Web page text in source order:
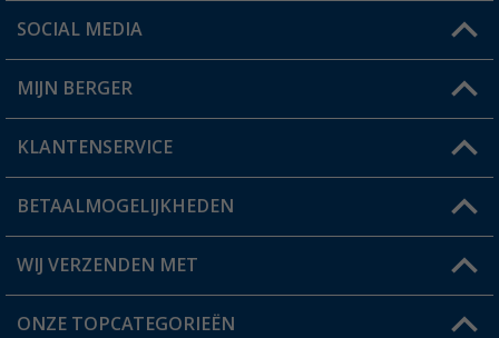
Een vraag?
Winkel vinden
SOCIAL MEDIA
MIJN BERGER
Mijn account
Status bestelling
Verlanglijstje
KLANTENSERVICE
FAQ & Contact
Verzendinformatie
BETAALMOGELIJKHEDEN
WIJ VERZENDEN MET
ONZE TOPCATEGORIEËN